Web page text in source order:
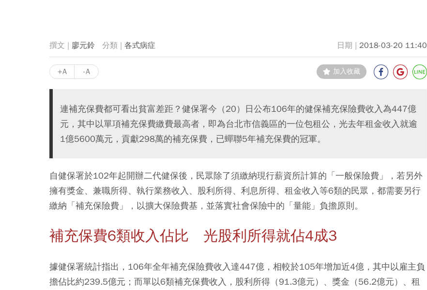
廖元鈴 各式病症 2018-03-20 11:40
+A -A 加入收藏
連補充保費都可看出貧富差距？健保署今（20）日公布106年的健保補充保險費收入為447億
元，其中以單項補充保費繳費最高者，即為台北市信義區的一位包租公，光去年租金收入就逾
1億5600萬元，貢獻298萬的補充保費，已蟬聯5年補充保費的冠軍。
自健保署於102年起開辦二代健保後，民眾除了須繳納現行薪資所計算的「一般保險費」，若另外
擁有獎金、兼職所得、執行業務收入、股利所得、利息所得、租金收入等6類的民眾，都需要另行
繳納「補充保險費」，以擴大保險費基，並落實社會保險中的「量能」負擔原則。
補充保費6類收入佔比 光股利所得就佔4成3
據健保署統計指出，106年全年補充保險費收入達447億，相較於105年增加近4億，其中以雇主負
擔佔比約239.5億元；而單以6類補充保費收入，股利所得（91.3億元）、獎金（56.2億元）、租